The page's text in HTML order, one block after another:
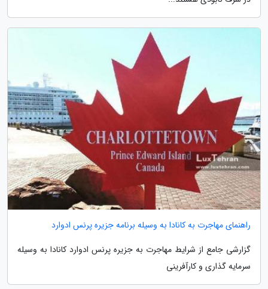
راهنمای مهاجرت به کانادا به وسیله برنامه جزیره پرنس ادوارد
گزارشی جامع از شرایط مهاجرت به جزیره پرنس ادوارد کانادا به وسیله
سرمایه گذاری و کارآفرینی